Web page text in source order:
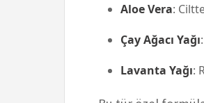
Aloe Vera:
Çay Ağacı Yağı
Lavanta Yağı: